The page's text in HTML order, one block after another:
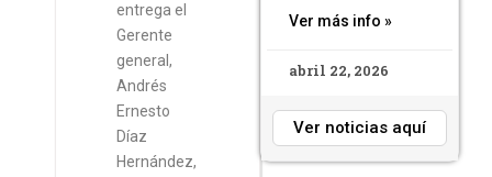
entrega el
Gerente
general,
Andrés
Ernesto
Díaz
Hernández,
Ver más info »
abril 22, 2026
Ver noticias aquí